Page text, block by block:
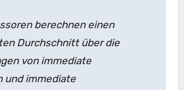
berechnen einen
Durchschnitt über die
von immediate
und immediate